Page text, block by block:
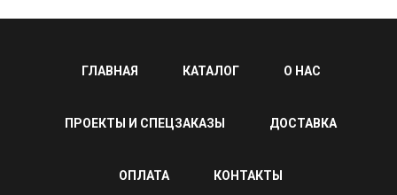
ГЛАВНАЯ КАТАЛОГ О НАС
ПРОЕКТЫ И СПЕЦЗАКАЗЫ ДОСТАВКА
ОПЛАТА КОНТАКТЫ